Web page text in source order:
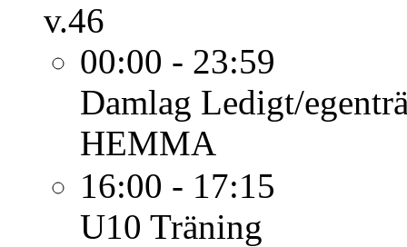
v.46
00:00 - 23:59
Damlag Ledigt/
HEMMA
16:00 - 17:15
U10 Träning